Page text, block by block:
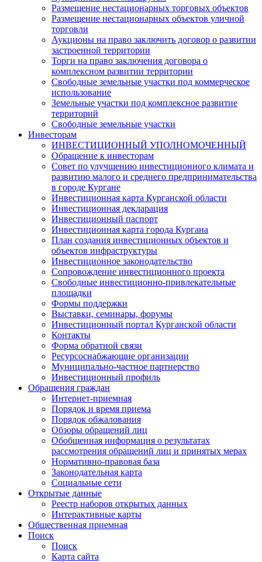
Размещение нестационарных торговых объектов
Размещение нестационарных объектов уличной
торговли
Аукционы на право заключить договор о развитии
застроенной территории
Торги на право заключения договора о
комплексном развитии территории
Свободные земельные участки под коммерческое
использование
Земельные участки под комплексное развитие
территорий
Свободные земельные участки
Инвесторам
ИНВЕСТИЦИОННЫЙ УПОЛНОМОЧЕННЫЙ
Обращение к инвесторам
Совет по улучшению инвестиционного климата и
развитию малого и среднего предпринимательства
в городе Кургане
Инвестиционная карта Курганской области
Инвестиционная декларация
Инвестиционный паспорт
Инвестиционная карта города Кургана
План создания инвестиционных объектов и
объектов инфраструктуры
Инвестиционное законодательство
Сопровождение инвестиционного проекта
Свободные инвестиционно-привлекательные
площадки
Формы поддержки
Выставки, семинары, форумы
Инвестиционный портал Курганской области
Контакты
Форма обратной связи
Ресурсоснабжающие организации
Муниципально-частное партнерство
Инвестиционный профиль
Обращения граждан
Интернет-приемная
Порядок и время приема
Порядок обжалования
Обзоры обращений лиц
Обобщенная информация о результатах
рассмотрения обращений лиц и принятых мерах
Нормативно-правовая база
Законодательная карта
Социальные сети
Открытые данные
Реестр наборов открытых данных
Интерактивные карты
Общественная приемная
Поиск
Поиск
Карта сайта